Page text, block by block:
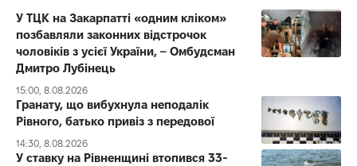
У ТЦК на Закарпатті «одним кліком»
позбавляли законних відстрочок
чоловіків з усієї України, – Омбудсман
Дмитро Лубінець
15:00, 8.08.2026
Гранату, що вибухнула неподалік
Рівного, батько привіз з передової
14:30, 8.08.2026
У ставку на Рівненщині втопився 33-